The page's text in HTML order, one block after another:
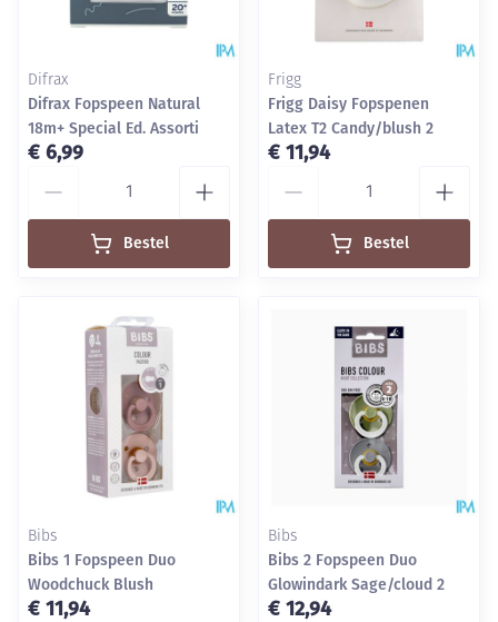
Difrax
Difrax Fopspeen Natural
18m+ Special Ed. Assorti
€ 6,99
Bestel
Frigg
Frigg Daisy Fopspenen
Latex T2 Candy/blush 2
€ 11,94
Bestel
Bibs
Bibs 1 Fopspeen Duo
Woodchuck Blush
€ 11,94
Bibs
Bibs 2 Fopspeen Duo
Glowindark Sage/cloud 2
€ 12,94